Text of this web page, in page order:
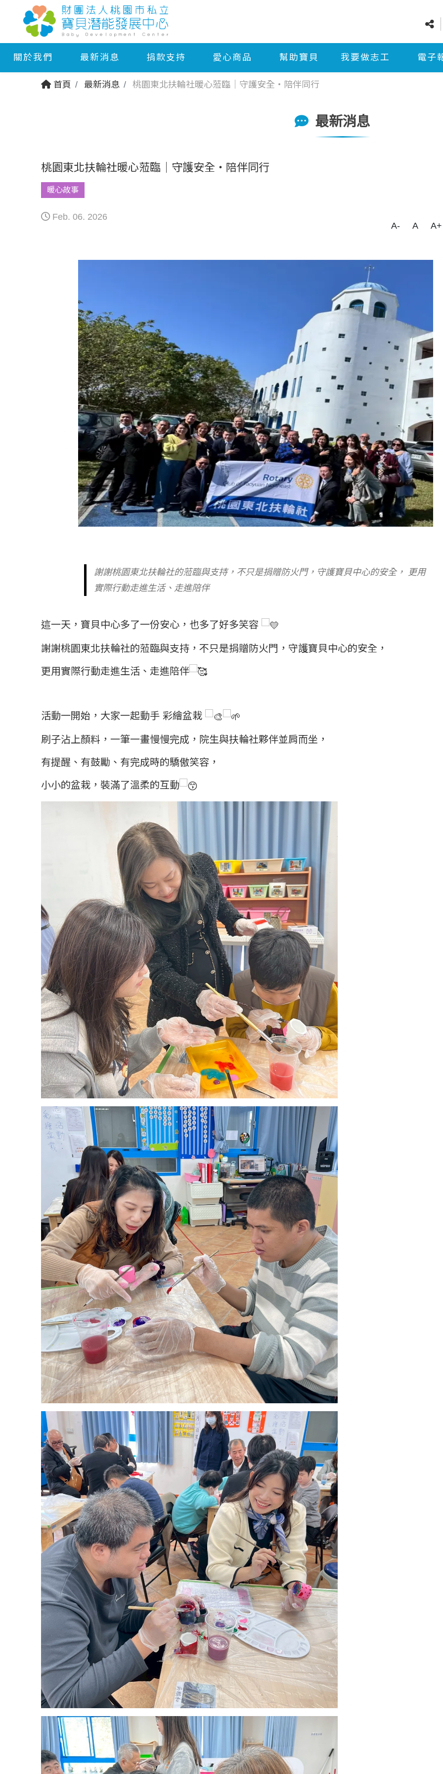
關於我們 最新消息 捐款支持 愛心商品 幫助寶貝 我要做志工 電子
首頁 最新消息 桃園東北扶輪社暖心蒞臨｜守護安全・陪伴同行
最新消息
桃園東北扶輪社暖心蒞臨｜守護安全・陪伴同行
暖心故事
Feb. 06. 2026
A-
A A+
謝謝桃園東北扶輪社的蒞臨與支持，不只是捐贈防火門，守護寶貝中心的安全， 更用
實際行動走進生活、走進陪伴
這一天，寶貝中心多了一份安心，也多了好多笑容
謝謝桃園東北扶輪社的蒞臨與支持，不只是捐贈防火門，守護寶貝中心的安全，
更用實際行動走進生活、走進陪伴
活動一開始，大家一起動手 彩繪盆栽
刷子沾上顏料，一筆一畫慢慢完成，院生與扶輪社夥伴並肩而坐，
有提醒、有鼓勵、有完成時的驕傲笑容，
小小的盆栽，裝滿了溫柔的互動